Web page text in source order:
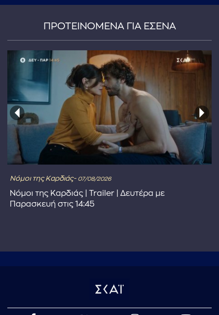
ΠΡΟΤΕΙΝΟΜΕΝΑ ΓΙΑ ΕΣΕΝΑ
Νόμοι της Καρδιάς- 07/08/2026
Νόμοι της Καρδιάς | Trailer | Δευτέρα με
Παρασκευή στις 14:45